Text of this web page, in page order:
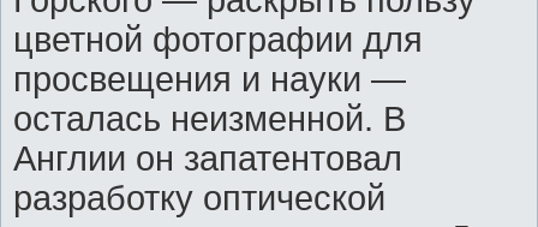
цветной фотографии для
просвещения и науки —
осталась неизменной. В
Англии он запатентовал
разработку оптической